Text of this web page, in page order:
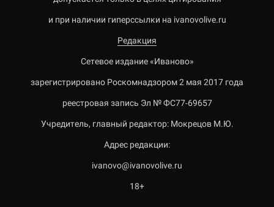
и при наличии гиперссылки на ivanovolive.ru
Редакция
Сетевое издание «Иваново»
зарегистрировано Роскомнадзором 2 мая 2017 года
реестровая запись Эл № ФС77-69657
Учредитель, главный редактор: Мокрецов М.Ю.
Адрес редакции:
ivanovo@ivanovolive.ru
18+